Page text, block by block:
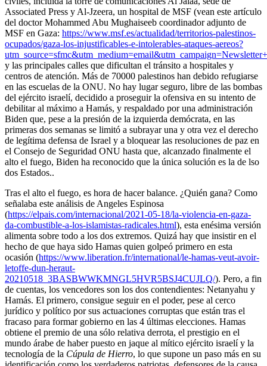
Associated Press y Al-Jzeera, un hospital de MSF (vean este artículo
del doctor Mohammed Abu Mughaiseeb coordinador adjunto de
MSF en Gaza: https://www.msf.es/actualidad/territorios-palestinos-
ocupados/gaza-los-injustificables-e-intolerables-ataques-aereos?
y las principales calles que dificultan el tránsito a hospitales y
centros de atención. Más de 70000 palestinos han debido refugiarse
en las escuelas de la ONU. No hay lugar seguro, libre de las bombas
del ejército israelí, decidido a proseguir la ofensiva en su intento de
debilitar al máximo a Hamás, y respaldado por una administración
Biden que, pese a la presión de la izquierda demócrata, en las
primeras dos semanas se limitó a subrayar una y otra vez el derecho
de legítima defensa de Israel y a bloquear las resoluciones de paz en
el Consejo de Seguridad ONU hasta que, alcanzado finalmente el
alto el fuego, Biden ha reconocido que la única solución es la de lso
dos Estados..
Tras el alto el fuego, es hora de hacer balance. ¿Quién gana? Como
señalaba este análisis de Angeles Espinosa
(https://elpais.com/internacional/2021-05-18/la-violencia-en-gaza-
da-combustible-a-los-islamistas-radicales.html), esta enésima versión
alimenta sobre todo a los dos extremos. Quizá hay que insistir en el
hecho de que haya sido Hamas quien golpeó primero en esta
ocasión (https://www.liberation.fr/international/le-hamas-veut-avoir-
letoffe-dun-heraut-
20210518_3BASBWWKMNGL5HVR5BSJ4CUJLQ/). Pero, a fin
de cuentas, los vencedores son los dos contendientes: Netanyahu y
Hamás. El primero, consigue seguir en el poder, pese al cerco
jurídico y político por sus actuaciones corruptas que están tras el
fracaso para formar gobierno en las 4 últimas elecciones. Hamas
obtiene el premio de una sólo relativa derrota, el prestigio en el
mundo árabe de haber puesto en jaque al mítico ejército israelí y la
tecnología de la Cúpula de Hierro, lo que supone un paso más en su